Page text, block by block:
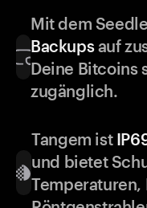
Mit dem
Backupsauf
Deine Bitcoins
zugänglich.
Tangem ist
und bietet
Temperaturen,